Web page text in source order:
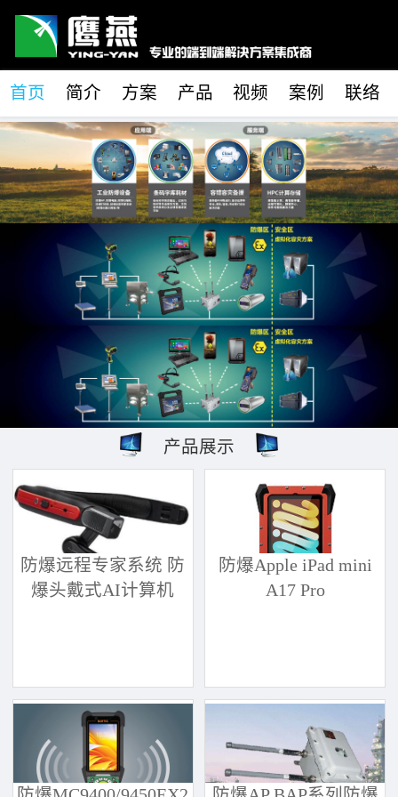
首页 简介 方案 产品 视频 案例 联络
产品展示
防爆远程专家系统 防
爆头戴式AI计算机
防爆Apple iPad mini
A17 Pro